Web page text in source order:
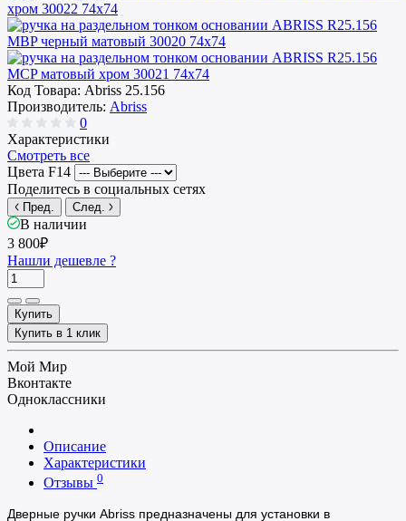
Код Товара: Abriss 25.156
Производитель: Abriss
0
Характеристики
Смотреть все
Цвета F14
Поделитесь в социальных сетях
Пред. След.
В наличии
3 800₽
Нашли дешевле ?
Купить
Купить в 1 клик
Мой Мир
Вконтакте
Одноклассники
Описание
Характеристики
Отзывы 0
Дверные ручки Abriss предназначены для установки в